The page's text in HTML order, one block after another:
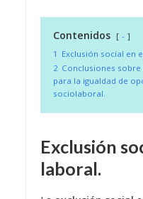
Contenidos
-
1 Exclusión social en
2 Conclusiones
para la igualdad de
sociolaboral.
Exclusión
laboral.